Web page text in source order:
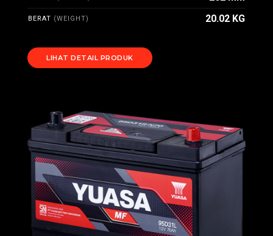
BERAT (WEIGHT) 20.02 KG
LIHAT DETAIL PRODUK